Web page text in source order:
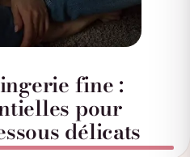
fine :
pour
délicats